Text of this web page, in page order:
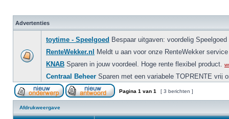
Advertenties
Pagina 1 van 1 [ 3 berichten ]
Afdrukweergave